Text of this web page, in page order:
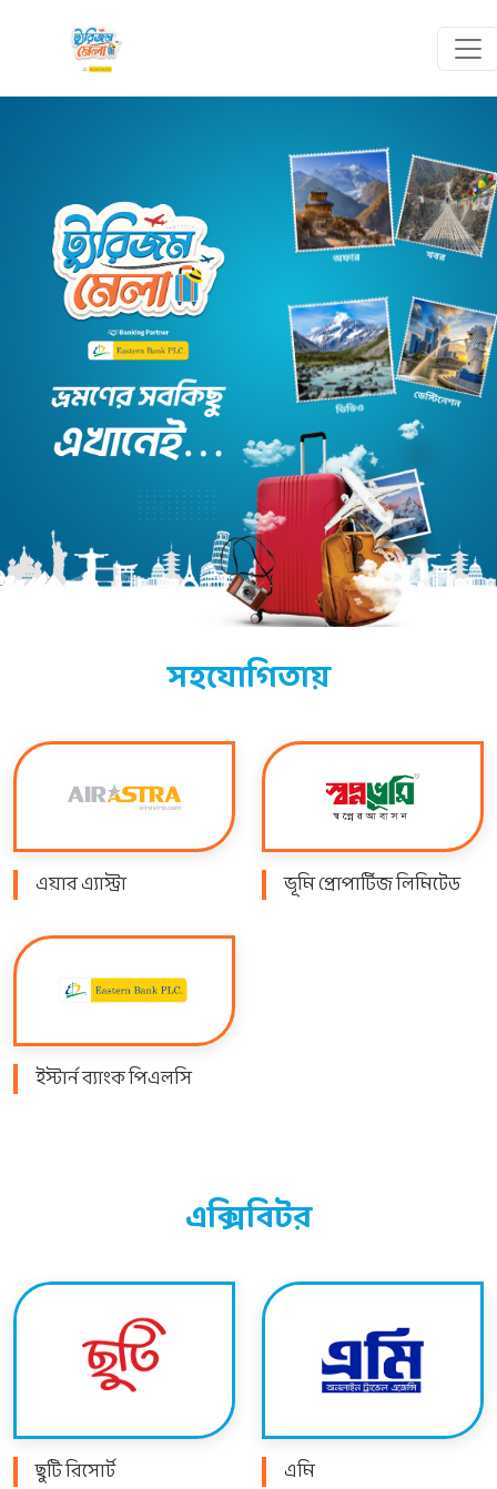
সহযোগিতায়
এয়ার এ্যাস্ট্রা ভূমি প্রোপার্টিজ লিমিটেড
ইস্টার্ন ব্যাংক পিএলসি
এক্সিবিটর
ছুটি রিসোর্ট এমি